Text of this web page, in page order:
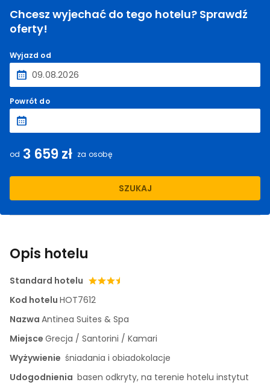
Chcesz wyjechać do tego hotelu? Sprawdź
oferty!
Wyjazd od
Powrót do
od 3 659 zł za osobę
SZUKAJ
Opis hotelu
Standard hotelu
Kod hotelu HOT7612
Nazwa Antinea Suites & Spa
Miejsce Grecja / Santorini / Kamari
Wyżywienie śniadania i obiadokolacje
Udogodnienia basen odkryty, na terenie hotelu instytut